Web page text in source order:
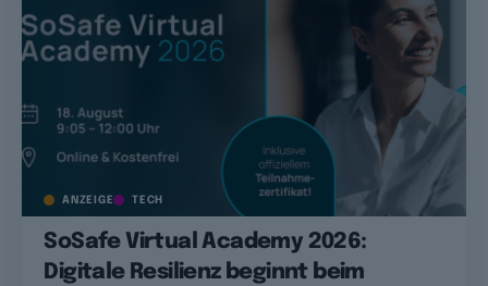
ANZEIGE TECH
SoSafe Virtual Academy 2026:
Digitale Resilienz beginnt beim